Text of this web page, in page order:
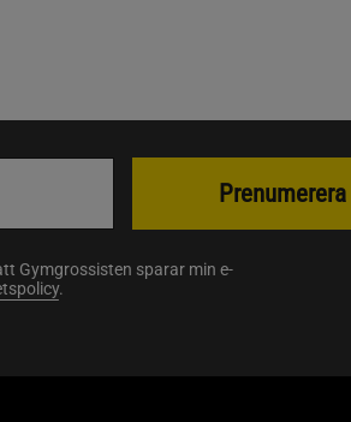
Gymgrossisten sparar min e-
.
Prenumerera